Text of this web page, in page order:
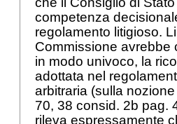
competenza
regolamento litigioso.
Commissione avrebbe
in modo univoco, la
adottata nel
arbitraria (sulla
70, 38 consid. 2b pag.
rileva espressamente